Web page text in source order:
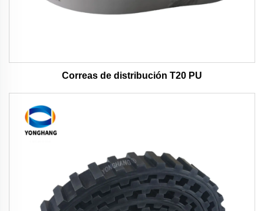
Correas de distribución T20 PU